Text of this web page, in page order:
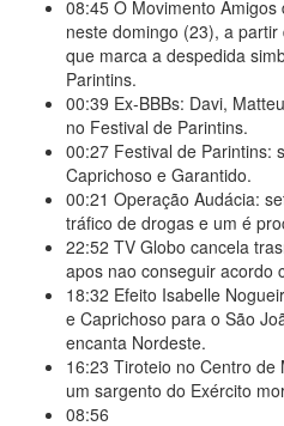
08:45 O Movimento
neste domingo (23), a
que marca a despedida
Parintins.
00:39 Ex-BBBs: Davi,
no Festival de Parintins.
00:27 Festival de Parintins:
Caprichoso e Garantido.
00:21 Operação Audácia:
tráfico de drogas e um é
22:52 TV Globo cancela
apos nao conseguir acordo
18:32 Efeito Isabelle
e Caprichoso para o São
encanta Nordeste.
16:23 Tiroteio no Centro de
um sargento do Exército
08:56